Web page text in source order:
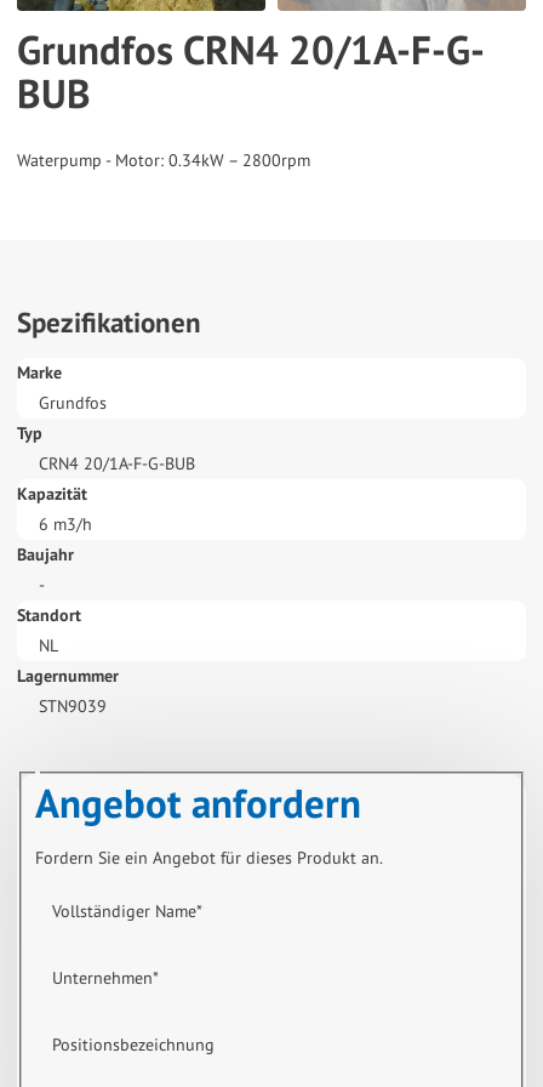
can
use
swipe
Grundfos CRN4 20/1A-F-G-
BUB
Spezifikationen
Marke
Grundfos
Typ
CRN4 20/1A-F-G-BUB
Kapazität
6 m3/h
Baujahr
-
Standort
NL
Lagernummer
STN9039
Angebot anfordern
Fordern Sie ein Angebot für dieses Produkt an.
Vollständiger Name*
Unternehmen*
Positionsbezeichnung